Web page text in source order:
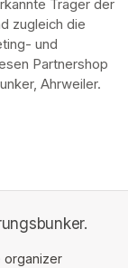
Träger der
zugleich die
und
Partnershop
Ahrweiler.
organizer